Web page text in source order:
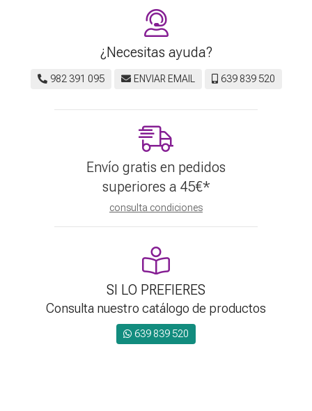
¿Necesitas ayuda?
982 391 095 ENVIAR EMAIL 639 839 520
Envío gratis en pedidos
superiores a 45€*
consulta condiciones
SI LO PREFIERES
Consulta nuestro catálogo de productos
639 839 520